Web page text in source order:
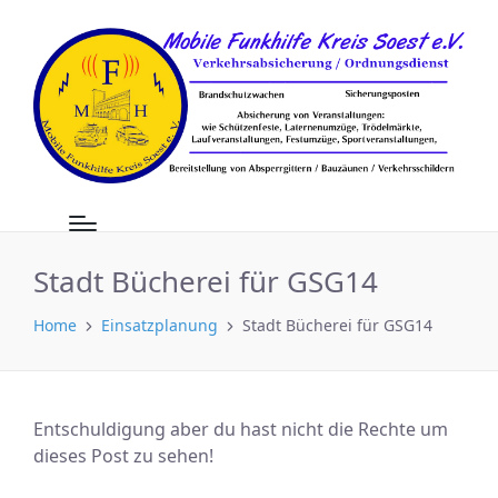
Stadt Bücherei für GSG14
Home Einsatzplanung Stadt Bücherei für GSG14
Entschuldigung aber du hast nicht die Rechte um
dieses Post zu sehen!